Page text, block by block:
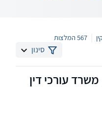
567 המלצות
סינון
עורכי דין